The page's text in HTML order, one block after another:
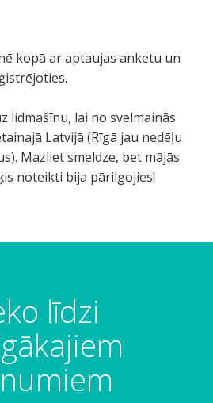
kopā ar aptaujas anketu un
lidmašīnu, lai no svelmainās
Latvijā (Rīgā jau nedēļu
Mazliet smeldze, bet mājās
noteikti bija pārilgojies!
līdzi